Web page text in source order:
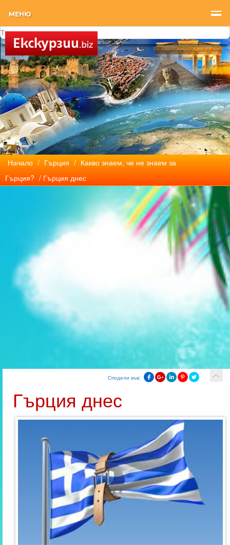
МЕНЮ
Начало / Гърция / Какво знаем, че не знаем за
Гърция? / Гърция днес
Сподели във:
Гърция днес